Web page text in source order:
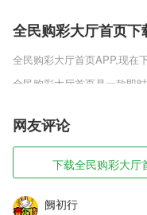
全民购彩大厅首页下
全民购彩大厅首页APP,现在
全民购彩大厅首页是一款即
PK、行会争霸到万人跨服
真实的PK快感! 2.5D还原经
组合， 打造全新的热血战斗
全民购彩大厅首页软
1,在线考试，大量的精品题
点评；
网友评论
下载全民购彩大厅
阙初行